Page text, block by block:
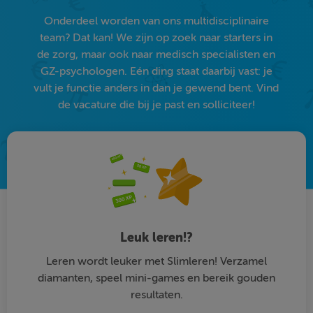
Onderdeel worden van ons multidisciplinaire
team? Dat kan! We zijn op zoek naar starters in
de zorg, maar ook naar medisch specialisten en
GZ-psychologen. Eén ding staat daarbij vast: je
vult je functie anders in dan je gewend bent. Vind
de vacature die bij je past en solliciteer!
Leuk leren!?
Leren wordt leuker met Slimleren! Verzamel
diamanten, speel mini-games en bereik gouden
resultaten.